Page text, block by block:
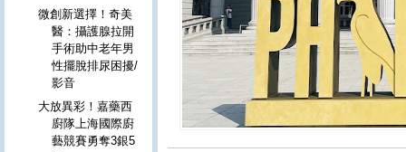
微創新選擇！奇美
醫：攝護腺拉開
手術助中老年男
性擺脫排尿困擾/
影音
大放異彩！嘉藥西
廚隊上海國際廚
藝競賽勇奪3銀5